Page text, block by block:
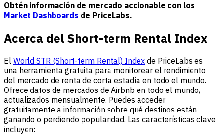
Obtén información de mercado accionable con los
Market Dashboards de PriceLabs.
Acerca del Short-term Rental Index
El World STR (Short-term Rental) Index de PriceLabs es
una herramienta gratuita para monitorear el rendimiento
del mercado de renta de corta estadía en todo el mundo.
Ofrece datos de mercados de Airbnb en todo el mundo,
actualizados mensualmente. Puedes acceder
gratuitamente a información sobre qué destinos están
ganando o perdiendo popularidad. Las características clave
incluyen: